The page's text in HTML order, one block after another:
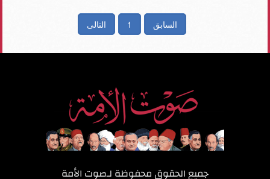
السابق 1 التالى
جميع الحقوق محفوظة لـصوت الأمة